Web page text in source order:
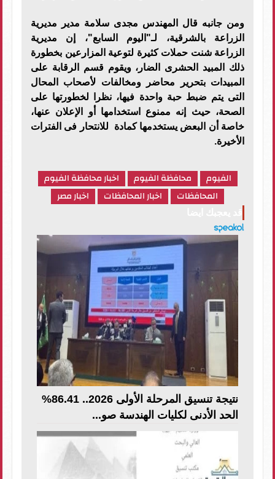
ومن جانبه قال المهندس مجدى سلامة مدير مديرية
الزراعة بالشرقية، لـ"اليوم السابع"، إن مديرية
الزراعة شنت حملات كثيرة لتوعية المزارعين بخطورة
ذلك المبيد الحشرى الضار، ويقوم قسم الرقابة على
المبيدات بتحرير محاضر ومخالفات لأصحاب المحال
التى يتم ضبط حبة واحدة فيها، نظرا لخطورتها على
الصحة، حيث إنه ممنوع استخدامها أو الإعلان عنها،
خاصة أن البعض يستخدمها كمادة للانتحار فى الفترات
الأخيرة.
الفيوم محافظة الفيوم
اخبار محافظة الفيوم
المحافظات
اخبار المحافظات اخبار مصر
نتيجة تنسيق المرحلة الأولى 2026.. 86.41%
الحد الأدنى لكليات الهندسة صو...